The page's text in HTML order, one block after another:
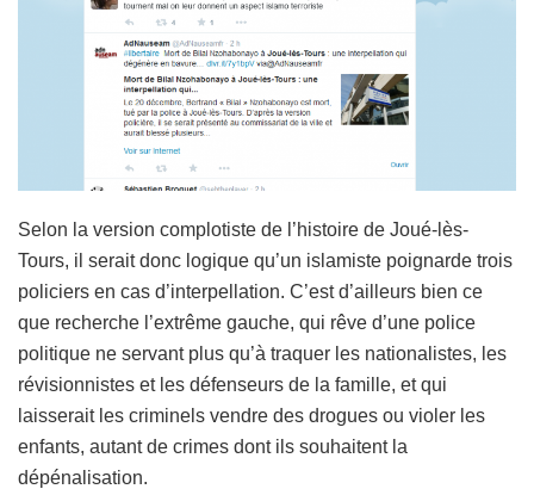
Selon la version complotiste de l’histoire de Joué-lès-
Tours, il serait donc logique qu’un islamiste poignarde trois
policiers en cas d’interpellation. C’est d’ailleurs bien ce
que recherche l’extrême gauche, qui rêve d’une police
politique ne servant plus qu’à traquer les nationalistes, les
révisionnistes et les défenseurs de la famille, et qui
laisserait les criminels vendre des drogues ou violer les
enfants, autant de crimes dont ils souhaitent la
dépénalisation.